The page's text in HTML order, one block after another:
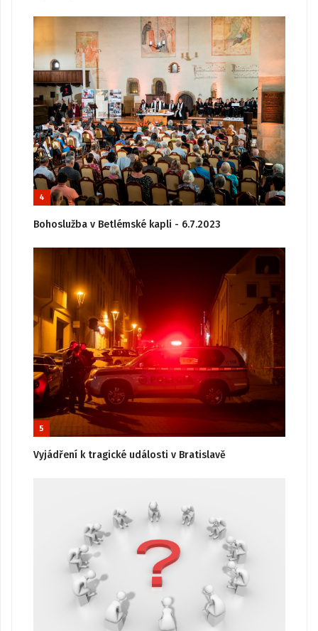
4
Bohoslužba v Betlémské kapli - 6.7.2023
5
Vyjádření k tragické události v Bratislavě